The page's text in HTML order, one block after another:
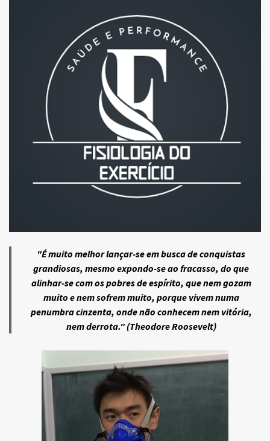
"É muito melhor lançar-se em busca de conquistas
grandiosas, mesmo expondo-se ao fracasso, do que
alinhar-se com os pobres de espírito, que nem gozam
muito e nem sofrem muito, porque vivem numa
penumbra cinzenta, onde não conhecem nem vitória,
nem derrota." (Theodore Roosevelt)